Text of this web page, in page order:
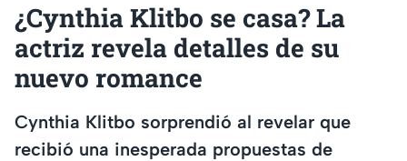
¿⁠Cynthia Klitbo se casa? La
actriz revela detalles de su
nuevo romance
Cynthia Klitbo sorprendió al revelar que
recibió una inesperada propuestas de